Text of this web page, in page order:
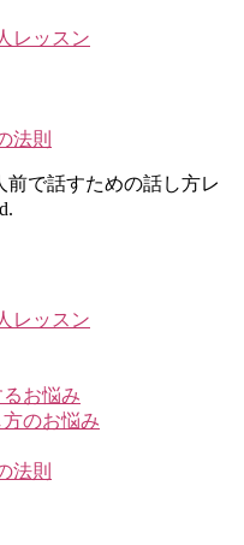
レッスン
法則
前で話すための話し方レ
レッスン
お悩み
のお悩み
法則